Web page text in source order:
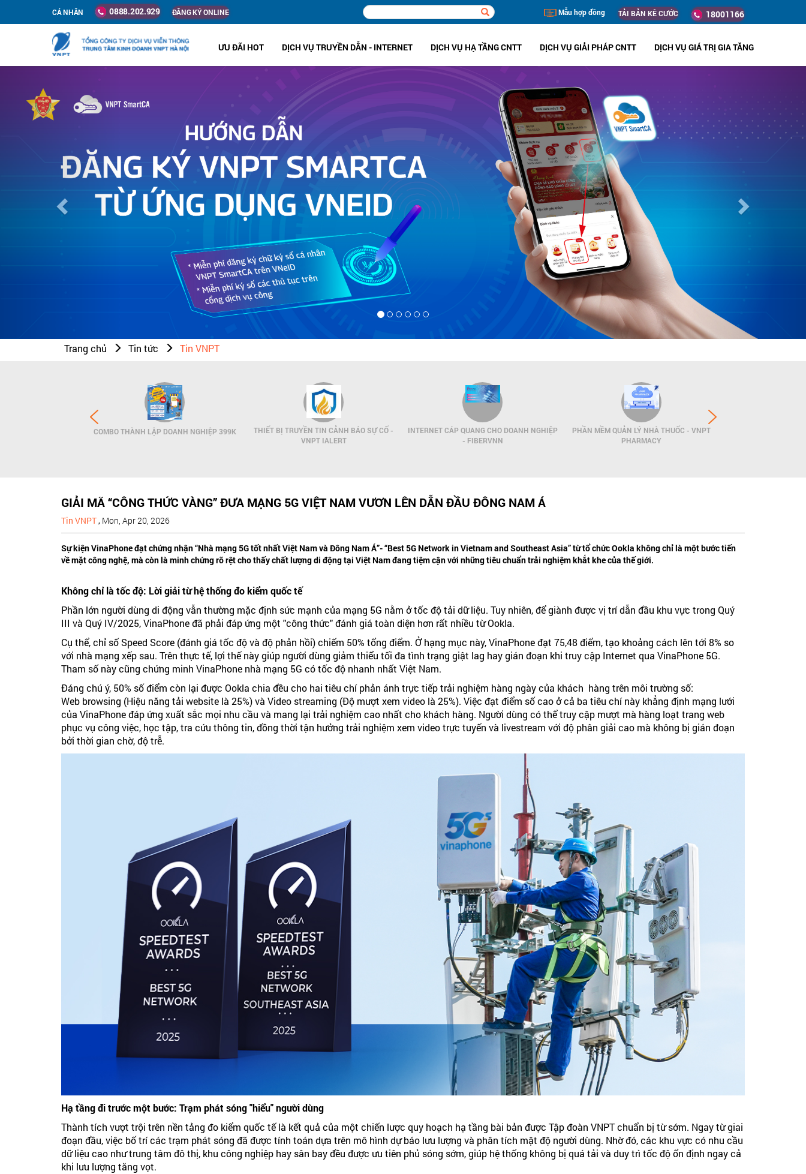
CÁ NHÂN 0888.202.929 ĐĂNG KÝ ONLINE Mẫu hợp đồng TẢI BẢN KÊ CƯỚC 18001166
ƯU ĐÃI HOT DỊCH VỤ TRUYỀN DẪN - INTERNET DỊCH VỤ HẠ TẦNG CNTT DỊCH VỤ GIẢI PHÁP CNTT DỊCH VỤ GIÁ TRỊ GIA TĂNG
Trang chủ Tin tức Tin VNPT
COMBO THÀNH LẬP DOANH NGHIỆP 399K
THIẾT BỊ TRUYỀN TIN CẢNH BÁO SỰ CỐ -
VNPT IALERT
INTERNET CÁP QUANG CHO DOANH NGHIỆP
- FIBERVNN
PHẦN MỀM QUẢN LÝ NHÀ THUỐC - VNPT
PHARMACY
GIẢI MÃ “CÔNG THỨC VÀNG” ĐƯA MẠNG 5G VIỆT NAM VƯƠN LÊN DẪN ĐẦU ĐÔNG NAM Á
Tin VNPT, Mon, Apr 20, 2026
Sự kiện VinaPhone đạt chứng nhận “Nhà mạng 5G tốt nhất Việt Nam và Đông Nam Á”- “Best 5G Network in Vietnam and Southeast Asia” từ tổ chức Ookla không chỉ là một bước tiến
về mặt công nghệ, mà còn là minh chứng rõ rệt cho thấy chất lượng di động tại Việt Nam đang tiệm cận với những tiêu chuẩn trải nghiệm khắt khe của thế giới.
Không chỉ là tốc độ: Lời giải từ hệ thống đo kiểm quốc tế
Phần lớn người dùng di động vẫn thường mặc định sức mạnh của mạng 5G nằm ở tốc độ tải dữ liệu. Tuy nhiên, để giành được vị trí dẫn đầu khu vực trong Quý
III và Quý IV/2025, VinaPhone đã phải đáp ứng một "công thức" đánh giá toàn diện hơn rất nhiều từ Ookla.
Cụ thể, chỉ số Speed Score (đánh giá tốc độ và độ phản hồi) chiếm 50% tổng điểm. Ở hạng mục này, VinaPhone đạt 75,48 điểm, tạo khoảng cách lên tới 8% so
với nhà mạng xếp sau. Trên thực tế, lợi thế này giúp người dùng giảm thiểu tối đa tình trạng giật lag hay gián đoạn khi truy cập Internet qua VinaPhone 5G.
Tham số này cũng chứng minh VinaPhone nhà mạng 5G có tốc độ nhanh nhất Việt Nam.
Đáng chú ý, 50% số điểm còn lại được Ookla chia đều cho hai tiêu chí phản ánh trực tiếp trải nghiệm hàng ngày của khách hàng trên môi trường số:
Web browsing (Hiệu năng tải website là 25%) và Video streaming (Độ mượt xem video là 25%). Việc đạt điểm số cao ở cả ba tiêu chí này khẳng định mạng lưới
của VinaPhone đáp ứng xuất sắc mọi nhu cầu và mang lại trải nghiệm cao nhất cho khách hàng. Người dùng có thể truy cập mượt mà hàng loạt trang web
phục vụ công việc, học tập, tra cứu thông tin, đồng thời tận hưởng trải nghiệm xem video trực tuyến và livestream với độ phân giải cao mà không bị gián đoạn
bởi thời gian chờ, độ trễ.
Hạ tầng đi trước một bước: Trạm phát sóng "hiểu" người dùng
Thành tích vượt trội trên nền tảng đo kiểm quốc tế là kết quả của một chiến lược quy hoạch hạ tầng bài bản được Tập đoàn VNPT chuẩn bị từ sớm. Ngay từ giai
đoạn đầu, việc bố trí các trạm phát sóng đã được tính toán dựa trên mô hình dự báo lưu lượng và phân tích mật độ người dùng. Nhờ đó, các khu vực có nhu cầu
dữ liệu cao như trung tâm đô thị, khu công nghiệp hay sân bay đều được ưu tiên phủ sóng sớm, giúp hệ thống không bị quá tải và duy trì tốc độ ổn định ngay cả
khi lưu lượng tăng vọt.